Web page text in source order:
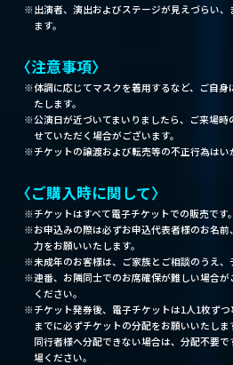
出演者、演出およびステージが見えづらい
ます。
〈注意事項〉
体調に応じてマスクを着用するなど、ご自
たします。
公演日が近づいてまいりましたら、ご来場
せていただく場合がございます。
チケットの譲渡および転売等の不正行為はい
〈ご購入時に関して〉
チケットはすべて電子チケットでの販売です。
お申込みの際は必ずお申込代表者様のお名
力をお願いいたします。
未成年のお客様は、ご家族とご相談のうえ、
連番、お隣同士でのお席確保が難しい場合
ください。
チケット発券後、電子チケットは1人1枚ず
までに必ずチケットの分配をお願いいたしま
同行者様へ分配できない場合は、分配不要
場ください。